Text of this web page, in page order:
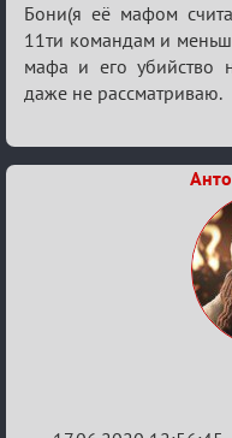
Бони(я её мафом
11ти командам и
мафа и его
даже не рассматриваю.